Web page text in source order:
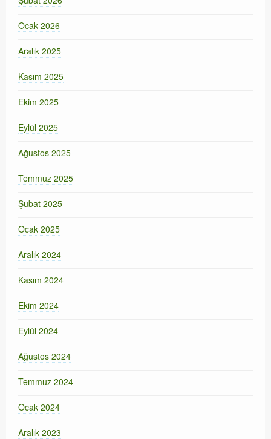
Ocak 2026
Aralık 2025
Kasım 2025
Ekim 2025
Eylül 2025
Ağustos 2025
Temmuz 2025
Şubat 2025
Ocak 2025
Aralık 2024
Kasım 2024
Ekim 2024
Eylül 2024
Ağustos 2024
Temmuz 2024
Ocak 2024
Aralık 2023